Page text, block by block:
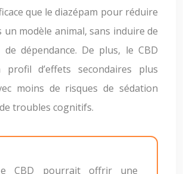
que le diazépam pour réduire
un modèle animal, sans induire de
dépendance. De plus, le CBD
profil d’effets secondaires plus
moins de risques de sédation
troubles cognitifs.